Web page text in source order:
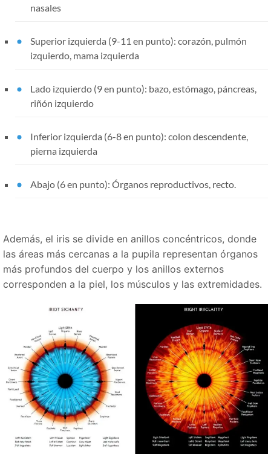
nasales
Superior izquierda (9-11 en punto): corazón, pulmón
izquierdo, mama izquierda
Lado izquierdo (9 en punto): bazo, estómago, páncreas,
riñón izquierdo
Inferior izquierda (6-8 en punto): colon descendente,
pierna izquierda
Abajo (6 en punto): Órganos reproductivos, recto.
Además, el iris se divide en anillos concéntricos, donde
las áreas más cercanas a la pupila representan órganos
más profundos del cuerpo y los anillos externos
corresponden a la piel, los músculos y las extremidades.